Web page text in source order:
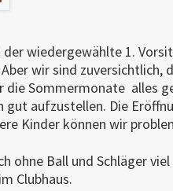
wiedergewählte 1.
wir sind
Sommermonate alles
gut aufzustellen. Die
Kinder können wir
ohne Ball und Schläger
Clubhaus.